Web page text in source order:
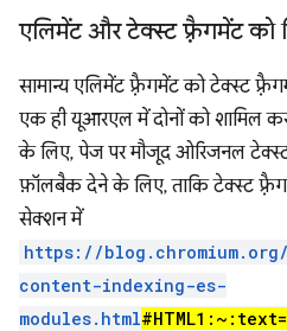
एलिमेंट और टेक्स्ट फ़्रैगमेंट को
सामान्य एलिमेंट फ़्रैगमेंट को टेक्स्ट
एक ही यूआरएल में दोनों को शामिल
के लिए, पेज पर मौजूद ओरिजनल
फ़ॉलबैक देने के लिए, ताकि टेक्स्ट
सेक्शन में
https://
content-indexing-es-
modules.html